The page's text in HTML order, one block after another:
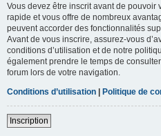
Vous devez être inscrit avant de pouvoir
rapide et vous offre de nombreux
peuvent accorder des fonctionnalités
Avant de vous inscrire, assurez-vous
conditions d’utilisation et de notre
également prendre le temps de
forum lors de votre navigation.
Conditions d’utilisation | Politique de
Inscription